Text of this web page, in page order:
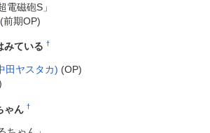
電磁砲S」
(前期OP)
みている †
田ヤスタカ) (OP)
ゃん †